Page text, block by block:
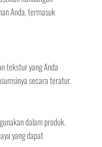
Anda, termasuk
tekstur yang Anda
secara teratur.
dalam produk.
yang dapat